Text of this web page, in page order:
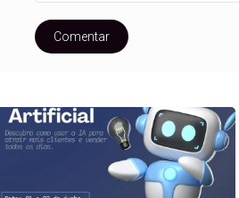
Comentar